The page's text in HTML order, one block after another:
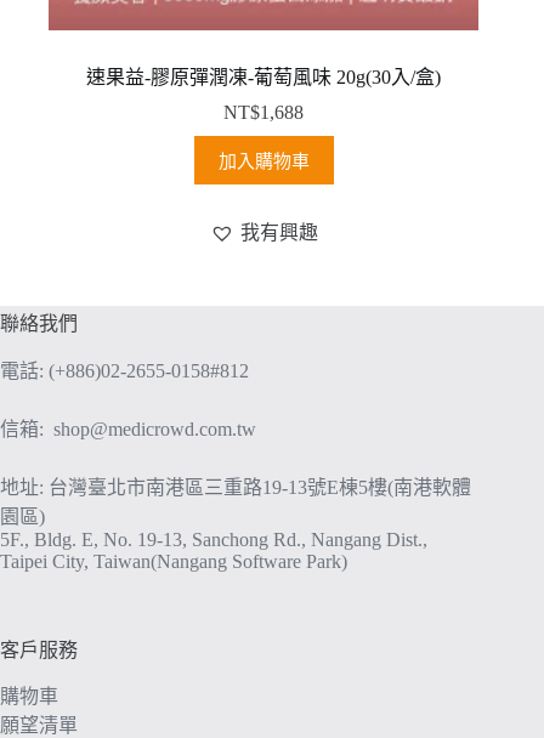
速果益-膠原彈潤凍-葡萄風味 20g(30入/盒)
NT$1,688
加入購物車
我有興趣
聯絡我們
電話: (+886)02-2655-0158#812
信箱: shop@medicrowd.com.tw
地址: 台灣臺北市南港區三重路19-13號E棟5樓(南港軟體
園區)
5F., Bldg. E, No. 19-13, Sanchong Rd., Nangang Dist.,
Taipei City, Taiwan(Nangang Software Park)
客戶服務
購物車
願望清單